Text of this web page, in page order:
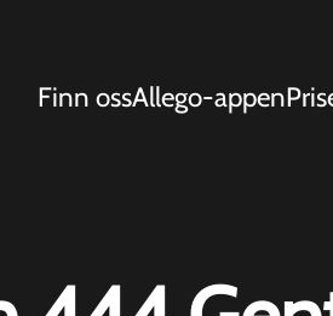
Finn ossAllego-appen